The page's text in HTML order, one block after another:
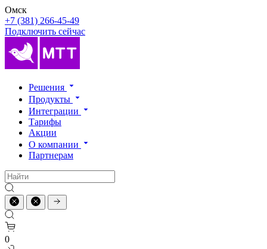
Омск
+7 (381) 266-45-49
Подключить сейчас
Решения
Продукты
Интеграции
Тарифы
Акции
О компании
Партнерам
0